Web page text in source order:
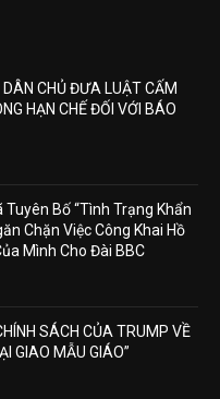
DÂN CHỦ ĐƯA LUẬT CẤM
HẠN CHẾ ĐỐI VỚI BÁO
Bố “Tình Trạng Khẩn
Chặn Việc Công Khai Hồ
Mình Cho Đài BBC
SÁCH CỦA TRUMP VỀ
GIAO MẪU GIÁO”